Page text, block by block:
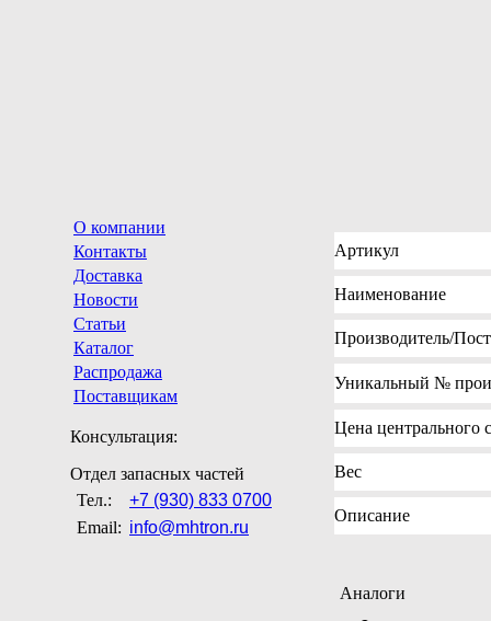
О компании
Контакты
Доставка
Новости
Статьи
Каталог
Распродажа
Поставщикам
Консультация:
Отдел запасных частей
Тел.:
+7 (930) 833 0700
Email: info@mhtron.ru
Артикул
Наименование
Производитель/
Уникальный №
Цена центрального
Вес
Описание
Аналоги